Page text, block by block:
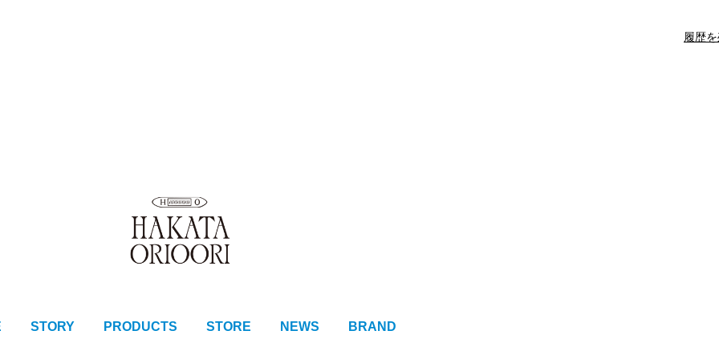
履歴
STORY PRODUCTS STORE NEWS BRAND